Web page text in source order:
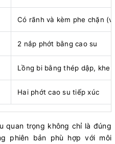
Có rãnh và kèm phe chặn
2 nắp phớt bằng cao su
Lồng bi bằng thép dập, khe
Hai phớt cao su tiếp xúc
quan trọng không chỉ là đúng
phiên bản phù hợp với môi